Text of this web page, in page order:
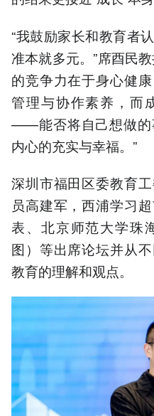
“我鼓励家长和教育者
准本就多元。”席酉民
的竞争力在于身心健
管理与协作素养，而
——能否将自己想做的
内心的充实与幸福。”
深圳市福田区委教育
员高建军，西浦学习
表、北京师范大学珠
图）等出席论坛并从
教育的理解和观点。